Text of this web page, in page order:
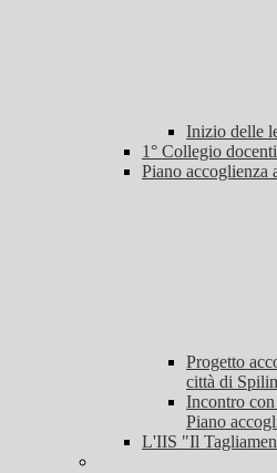
Inizio delle
1° Collegio
Piano accoglienza
Progetto
città di
Incontro
Piano
L'IIS "Il